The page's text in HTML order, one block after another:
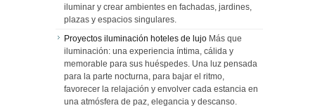
iluminar y crear ambientes en fachadas, jardines,
plazas y espacios singulares.
Proyectos iluminación hoteles de lujo Más que
iluminación: una experiencia íntima, cálida y
memorable para sus huéspedes. Una luz pensada
para la parte nocturna, para bajar el ritmo,
favorecer la relajación y envolver cada estancia en
una atmósfera de paz, elegancia y descanso.